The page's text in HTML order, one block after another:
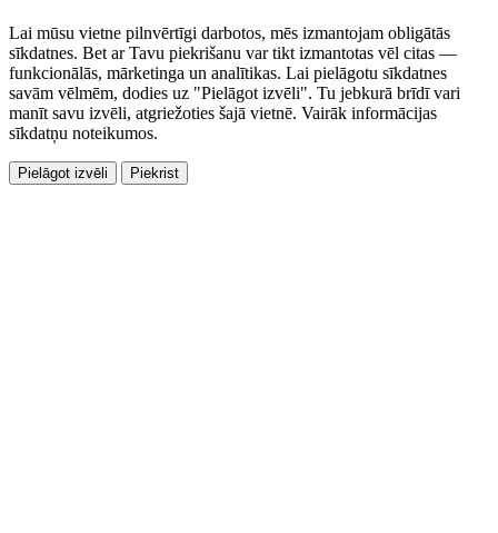
Lai mūsu vietne pilnvērtīgi darbotos, mēs izmantojam obligātās
sīkdatnes. Bet ar Tavu piekrišanu var tikt izmantotas vēl citas —
funkcionālās, mārketinga un analītikas. Lai pielāgotu sīkdatnes
savām vēlmēm, dodies uz "Pielāgot izvēli". Tu jebkurā brīdī vari
manīt savu izvēli, atgriežoties šajā vietnē. Vairāk informācijas
sīkdatņu noteikumos.
Pielāgot izvēli Piekrist